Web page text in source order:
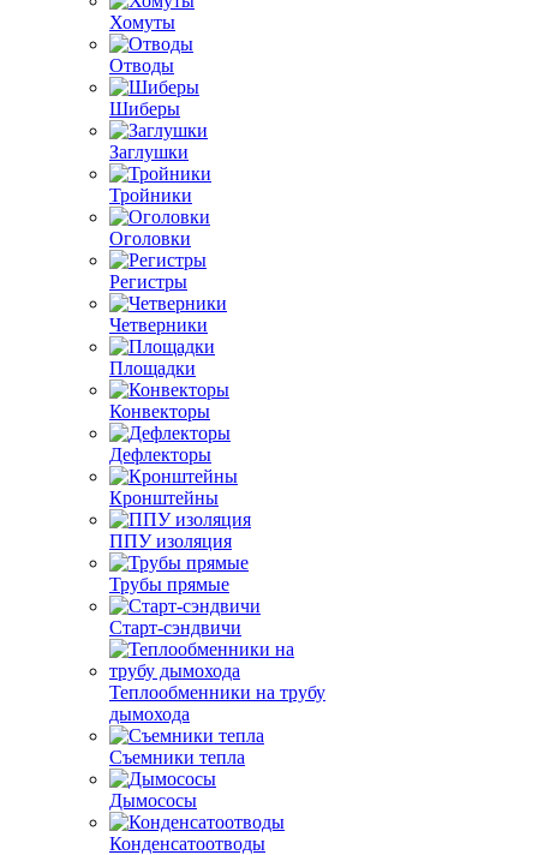
Хомуты
Отводы
Шиберы
Заглушки
Тройники
Оголовки
Регистры
Четверники
Площадки
Конвекторы
Дефлекторы
Кронштейны
ППУ изоляция
Трубы прямые
Старт-сэндвичи
Теплообменники на трубу
дымохода
Съемники тепла
Дымососы
Конденсатоотводы